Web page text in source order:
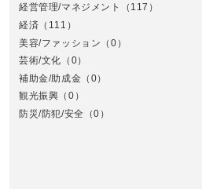
経営管理/マネジメント
（117）
経済 （111）
美容/ファッション （0）
芸術/文化 （0）
補助金/助成金 （0）
観光振興 （0）
防災/防犯/安全
（0）